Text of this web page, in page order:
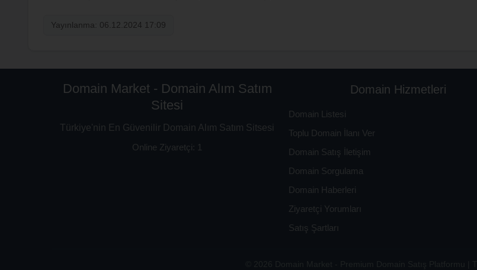
Yayınlanma: 06.12.2024 17:09
Domain Market - Domain Alım Satım
Sitesi
Türkiye'nin En Güvenilir Domain Alım Satım Sitsesi
Online Ziyaretçi: 1
Domain Hizmetleri
Domain Listesi
Toplu Domain İlanı Ver
Domain Satış İletişim
Domain Sorgulama
Domain Haberleri
Ziyaretçi Yorumları
Satış Şartları